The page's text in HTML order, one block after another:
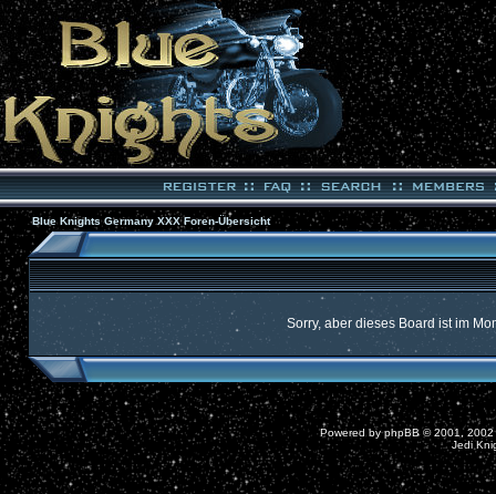
Blue Knights Germany XXX Foren-Übersicht
Sorry, aber dieses Board ist im
Powered byphpBB© 2001, 2002
Jedi